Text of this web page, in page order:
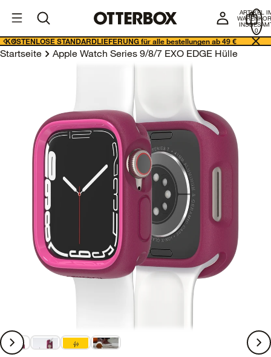
Geschäftslösungen ARTIKEL
0
KOSTENLOSE STANDARDLIEFERUNG für alle bestellungen ab 49 €
Startseite Apple Watch Series 9/8/7 EXO EDGE Hülle